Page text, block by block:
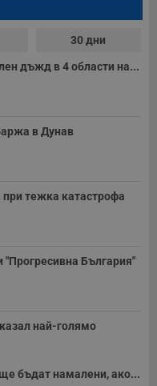
30 дни
дъжд в 4 области на...
в Дунав
тежка катастрофа
"Прогресивна България"
най-голямо
бъдат намалени, ако...